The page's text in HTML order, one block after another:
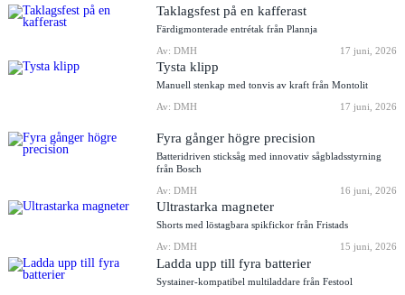
Taklagsfest på en kafferast
Färdigmonterade entrétak från Plannja
Av: DMH
17 juni, 2026
Tysta klipp
Manuell stenkap med tonvis av kraft från Montolit
Av: DMH
17 juni, 2026
Fyra gånger högre precision
Batteridriven sticksåg med innovativ sågbladsstyrning
från Bosch
Av: DMH
16 juni, 2026
Ultrastarka magneter
Shorts med löstagbara spikfickor från Fristads
Av: DMH
15 juni, 2026
Ladda upp till fyra batterier
Systainer-kompatibel multiladdare från Festool